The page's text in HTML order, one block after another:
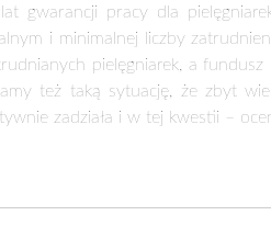
gwarancji pracy dla
i minimalnej liczby
pielęgniarek, a
też taką sytuację, że zbyt
zadziała i w tej kwestii –